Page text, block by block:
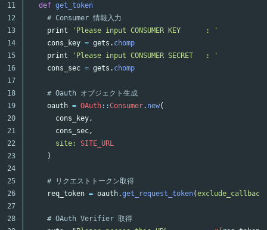
11
12
13
14
15
16
17
18
19
20
21
22
23
24
25
26
27
28
def get_token
# Consumer 情報入力
print
'Please input CONSUMER KEY      : '
cons_key = gets . chomp
print
'Please input CONSUMER SECRET   : '
cons_sec = gets . chomp
# Oauth オブジェクト生成
oauth = OAuth::Consumer. new(
cons_key,
cons_sec,
site: SITE_URL
)
# リクエストトークン取得
req_token = oauth.get_request_token(
# OAuth Verifier 取得